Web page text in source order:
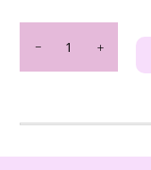
Fruit
Company
MELOCOTÓN